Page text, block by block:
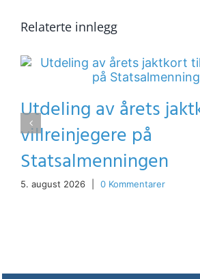
Relaterte innlegg
Utdeling av årets
villreinjegere på
Statsalmenningen
5. august 2026 0 Kommentarer